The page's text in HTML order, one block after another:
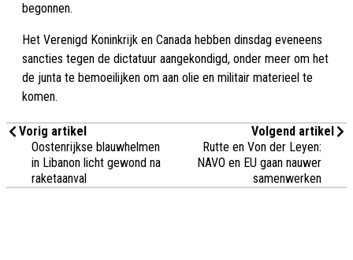
begonnen.
Het Verenigd Koninkrijk en Canada hebben dinsdag eveneens
sancties tegen de dictatuur aangekondigd, onder meer om het
de junta te bemoeilijken om aan olie en militair materieel te
komen.
Vorig artikel
Oostenrijkse blauwhelmen
in Libanon licht gewond na
raketaanval
Volgend artikel
Rutte en Von der Leyen:
NAVO en EU gaan nauwer
samenwerken